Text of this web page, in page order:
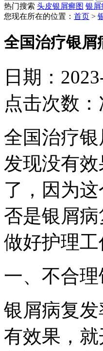
热门搜索 头皮银屑癣图 银屑
您现在所在的位置： 首页 >
全国治疗银屑
日期：
点击次数：
全国治疗
发现没有
了，因为
否是银屑
做好护理
一、不合理
银屑病复
有效果，